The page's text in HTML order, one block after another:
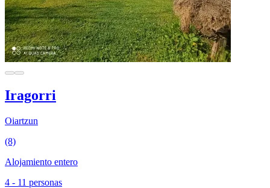
Iragorri
Oiartzun
(8)
Alojamiento entero
4 - 11 personas